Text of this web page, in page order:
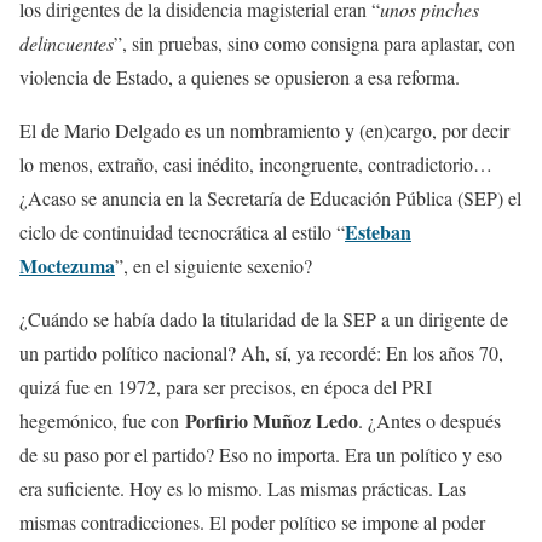
los dirigentes de la disidencia magisterial eran “unos pinches
delincuentes”, sin pruebas, sino como consigna para aplastar, con
violencia de Estado, a quienes se opusieron a esa reforma.
El de Mario Delgado es un nombramiento y (en)cargo, por decir
lo menos, extraño, casi inédito, incongruente, contradictorio…
¿Acaso se anuncia en la Secretaría de Educación Pública (SEP) el
ciclo de continuidad tecnocrática al estilo “Esteban
Moctezuma”, en el siguiente sexenio?
¿Cuándo se había dado la titularidad de la SEP a un dirigente de
un partido político nacional? Ah, sí, ya recordé: En los años 70,
quizá fue en 1972, para ser precisos, en época del PRI
hegemónico, fue con Porfirio Muñoz Ledo. ¿Antes o después
de su paso por el partido? Eso no importa. Era un político y eso
era suficiente. Hoy es lo mismo. Las mismas prácticas. Las
mismas contradicciones. El poder político se impone al poder